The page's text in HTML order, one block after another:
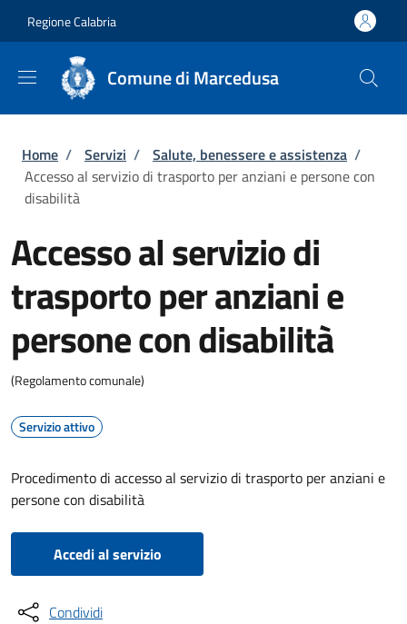
Regione Calabria
Comune di Marcedusa
Briciole di pane
Home / Servizi / Salute, benessere e assistenza /
Accesso al servizio di trasporto per anziani e persone con
disabilità
Accesso al servizio di
trasporto per anziani e
persone con disabilità
(Regolamento comunale)
Servizio attivo
Procedimento di accesso al servizio di trasporto per anziani e
persone con disabilità
Accedi al servizio
Condividi